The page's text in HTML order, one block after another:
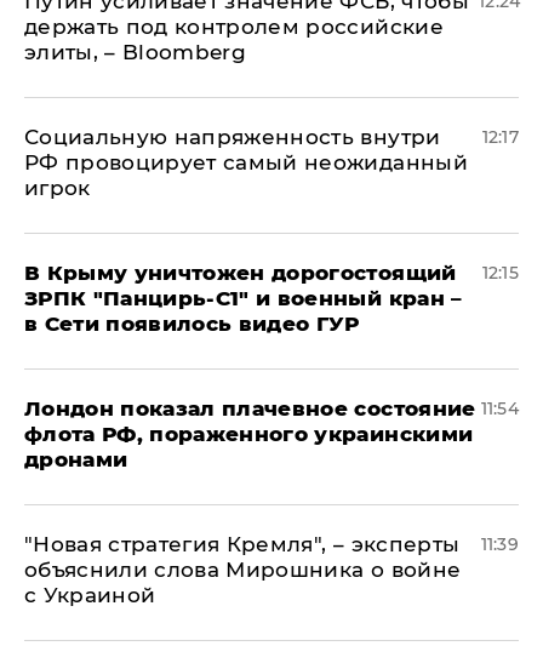
держать под контролем российские
элиты, – Bloomberg
Социальную напряженность внутри
РФ провоцирует самый неожиданный
игрок
12:17
В Крыму уничтожен дорогостоящий
ЗРПК "Панцирь-С1" и военный кран –
в Сети появилось видео ГУР
12:15
Лондон показал плачевное состояние
флота РФ, пораженного украинскими
дронами
11:54
"Новая стратегия Кремля", – эксперты
объяснили слова Мирошника о войне
с Украиной
11:39